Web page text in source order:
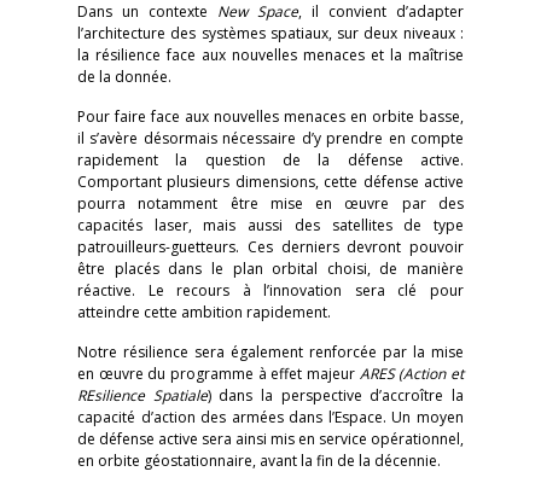
Dans un contexte New Space, il convient d’adapter
l’architecture des systèmes spatiaux, sur deux niveaux :
la résilience face aux nouvelles menaces et la maîtrise
de la donnée.
Pour faire face aux nouvelles menaces en orbite basse,
il s’avère désormais nécessaire d’y prendre en compte
rapidement la question de la défense active.
Comportant plusieurs dimensions, cette défense active
pourra notamment être mise en œuvre par des
capacités laser, mais aussi des satellites de type
patrouilleurs-guetteurs. Ces derniers devront pouvoir
être placés dans le plan orbital choisi, de manière
réactive. Le recours à l’innovation sera clé pour
atteindre cette ambition rapidement.
Notre résilience sera également renforcée par la mise
en œuvre du programme à effet majeur ARES (Action et
REsilience Spatiale) dans la perspective d’accroître la
capacité d’action des armées dans l’Espace. Un moyen
de défense active sera ainsi mis en service opérationnel,
en orbite géostationnaire, avant la fin de la décennie.